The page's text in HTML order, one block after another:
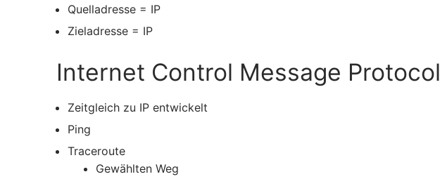
Quelladresse = IP
Zieladresse = IP
Internet Control Message Protocol
Zeitgleich zu IP entwickelt
Ping
Traceroute
Gewählten Weg